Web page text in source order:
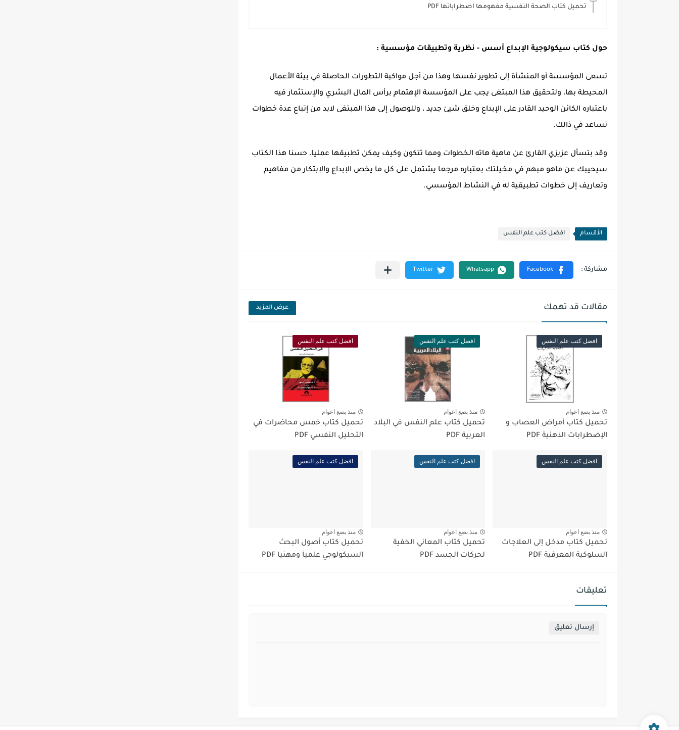
تحميل كتاب الصحة النفسية مفهومها اضطراباتها PDF
حول كتاب سيكولوجية الإبداع أسس - نظرية وتطبيقات مؤسسية :
تسعى المؤسسة أو المنشأة إلى تطوير نفسها وهذا من أجل مواكبة التطورات الحاصلة في بيئة الأعمال
المحيطة بها، ولتحقيق هذا المبتغى يجب على المؤسسة الإهتمام برأس المال البشري والإستثمار فيه
باعتباره الكائن الوحيد القادر على الإبداع وخلق شيئ جديد ، وللوصول إلى هذا المبتغى لابد من إتباع عدة خطوات
تساعد في ذالك.
وقد بتسأل عزيزي القارئ عن ماهية هاته الخطوات ومما تتكون وكيف يمكن تطبيقها عمليا، حسنا هذا الكتاب
سيحيبك عن ماهو مبهم في مخيلتك بعتباره مرجعا يشتمل على كل ما يخص الإبداع والإبتكار من مفاهيم
وتعاريف إلى خطوات تطبيقية له في النشاط المؤسسي.
الأقسام افضل كتب علم النفس
مقالات قد تهمك عرض المزيد
افضل كتب علم النفس
منذ بضع اعوام
تحميل كتاب أمراض العصاب و
الإضطرابات الذهنية PDF
افضل كتب علم النفس
منذ بضع اعوام
تحميل كتاب علم النفس في البلاد
العربية PDF
افضل كتب علم النفس
منذ بضع اعوام
تحميل كتاب خمس محاضرات في
التحليل النفسي PDF
افضل كتب علم النفس
منذ بضع اعوام
تحميل كتاب مدخل إلى العلاجات
السلوكية المعرفية PDF
افضل كتب علم النفس
منذ بضع اعوام
تحميل كتاب المعاني الخفية
لحركات الجسد PDF
افضل كتب علم النفس
منذ بضع اعوام
تحميل كتاب أصول البحث
السيكولوجي علميا ومهنيا PDF
تعليقات
إرسال تعليق